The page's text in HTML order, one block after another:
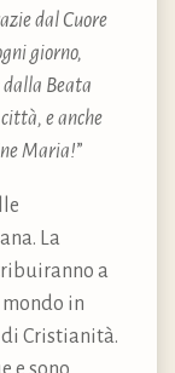
dal Cuore
giorno,
Beata
e anche
Maria!”
La
a
in
Cristianità.